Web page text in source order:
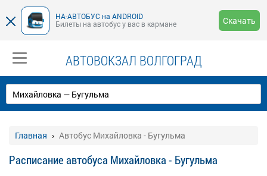
НА-АВТОБУС на ANDROID
Билеты на автобус у вас в кармане
Скачать
АВТОВОКЗАЛ ВОЛГОГРАД
Главная Автобус Михайловка - Бугульма
Расписание автобуса Михайловка - Бугульма